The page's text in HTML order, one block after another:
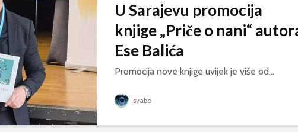
U Sarajevu promocija
knjige „Priče o nani“
Ese Balića
Promocija nove knjige uvijek je više od...
svabo